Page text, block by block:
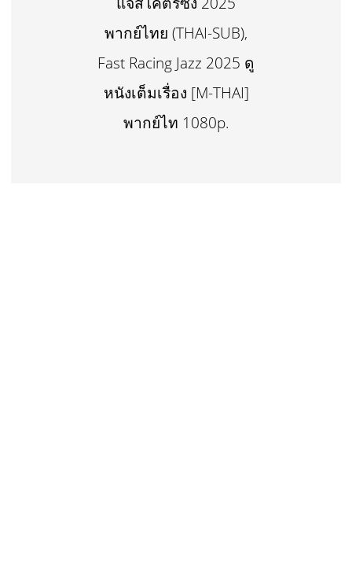
พากย์ไทย (THAI-SUB),
Fast Racing Jazz 2025 ดู
หนังเต็มเรื่อง [M-THAI]
พากย์ไท 1080p.